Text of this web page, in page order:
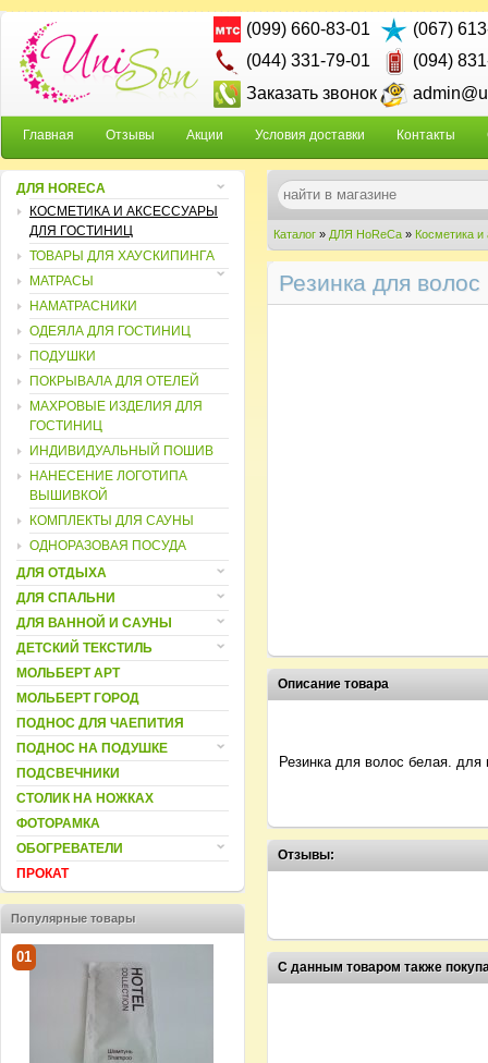
(099) 660-83-01
(067)
(044) 331-79-01
(094)
Заказать звонок
Главная Отзывы Акции Условия доставки Контакты
Каталог » ДЛЯ HoReCa » Косметика и
Резинка для волос
Описание товара
Резинка для волос белая. для
Отзывы:
С данным товаром также
ДЛЯ HORECA
КОСМЕТИКА И АКСЕССУАРЫ
ДЛЯ ГОСТИНИЦ
ТОВАРЫ ДЛЯ ХАУСКИПИНГА
МАТРАСЫ
НАМАТРАСНИКИ
ОДЕЯЛА ДЛЯ ГОСТИНИЦ
ПОДУШКИ
ПОКРЫВАЛА ДЛЯ ОТЕЛЕЙ
МАХРОВЫЕ ИЗДЕЛИЯ ДЛЯ
ГОСТИНИЦ
ИНДИВИДУАЛЬНЫЙ ПОШИВ
НАНЕСЕНИЕ ЛОГОТИПА
ВЫШИВКОЙ
КОМПЛЕКТЫ ДЛЯ САУНЫ
ОДНОРАЗОВАЯ ПОСУДА
ДЛЯ ОТДЫХА
ДЛЯ СПАЛЬНИ
ДЛЯ ВАННОЙ И САУНЫ
ДЕТСКИЙ ТЕКСТИЛЬ
МОЛЬБЕРТ АРТ
МОЛЬБЕРТ ГОРОД
ПОДНОС ДЛЯ ЧАЕПИТИЯ
ПОДНОС НА ПОДУШКЕ
ПОДСВЕЧНИКИ
СТОЛИК НА НОЖКАХ
ФОТОРАМКА
ОБОГРЕВАТЕЛИ
ПРОКАТ
Популярные товары
01 03